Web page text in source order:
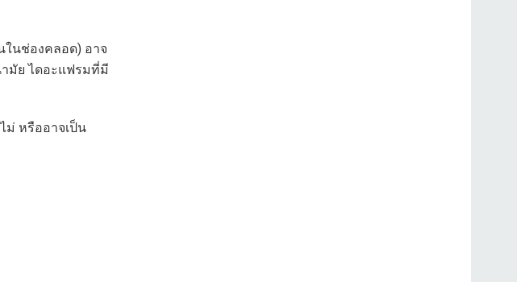
ในช่องคลอด) อาจ
มัย ไดอะแฟรมที่มี
ม่ หรืออาจเป็น